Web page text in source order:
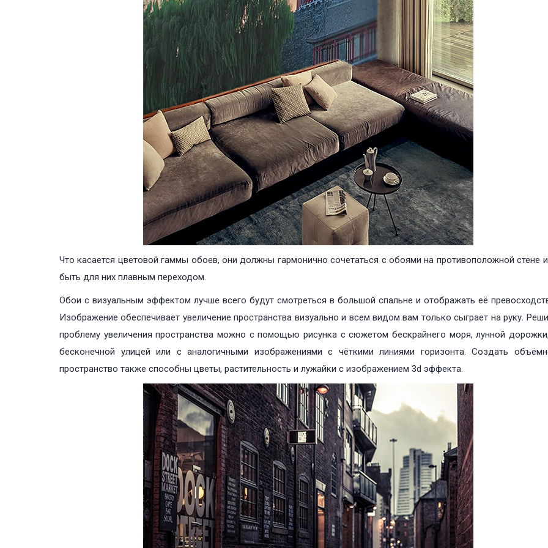
Что касается цветовой гаммы обоев, они должны гармонично сочетаться с обоями на противоположной стене
быть для них плавным переходом.
Обои с визуальным эффектом лучше всего будут смотреться в большой спальне и отображать её
Изображение обеспечивает увеличение пространства визуально и всем видом вам только сыграет на руку.
проблему увеличения пространства можно с помощью рисунка с сюжетом бескрайнего моря, лунной
бесконечной улицей или с аналогичными изображениями с чёткими линиями горизонта. Создать
пространство также способны цветы, растительность и лужайки с изображением 3d эффекта.